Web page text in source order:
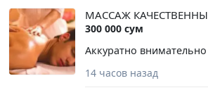
МАССАЖ
300 000 сум
Аккуратно
14 часов назад